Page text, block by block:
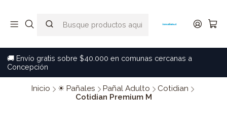
🚚 Envío gratis sobre $40.000 en comunas cercanas a
Concepción
Inicio ☀ Pañales Pañal Adulto
Cotidian
Cotidian Premium M